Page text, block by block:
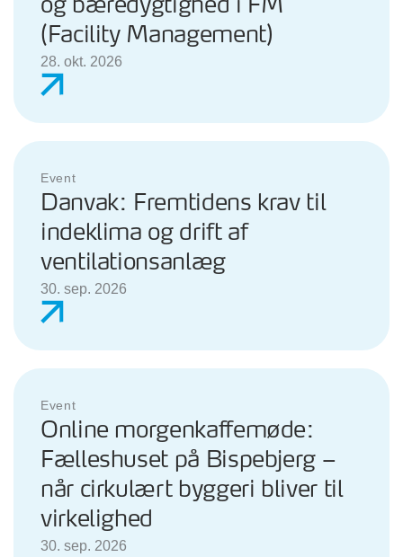
(Facility Management)
28. okt. 2026
Event
Danvak: Fremtidens krav til
indeklima og drift af
ventilationsanlæg
30. sep. 2026
Event
Online morgenkaffemøde:
Fælleshuset på Bispebjerg –
når cirkulært byggeri bliver til
virkelighed
30. sep. 2026